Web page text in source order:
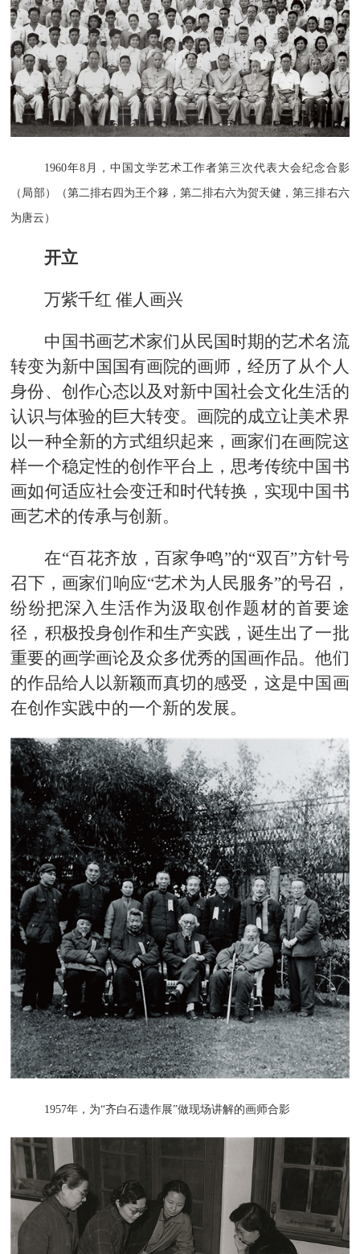
1960年8月，中国文学艺术工作者第三次代表大会纪念合影
（局部）（第二排右四为王个簃，第二排右六为贺天健，第三排右六
为唐云）
开立
万紫千红 催人画兴
中国书画艺术家们从民国时期的艺术名流
转变为新中国国有画院的画师，经历了从个人
身份、创作心态以及对新中国社会文化生活的
认识与体验的巨大转变。画院的成立让美术界
以一种全新的方式组织起来，画家们在画院这
样一个稳定性的创作平台上，思考传统中国书
画如何适应社会变迁和时代转换，实现中国书
画艺术的传承与创新。
在“百花齐放，百家争鸣”的“双百”方针号
召下，画家们响应“艺术为人民服务”的号召，
纷纷把深入生活作为汲取创作题材的首要途
径，积极投身创作和生产实践，诞生出了一批
重要的画学画论及众多优秀的国画作品。他们
的作品给人以新颖而真切的感受，这是中国画
在创作实践中的一个新的发展。
1957年，为“齐白石遗作展”做现场讲解的画师合影